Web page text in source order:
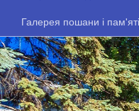
Галерея пошани і